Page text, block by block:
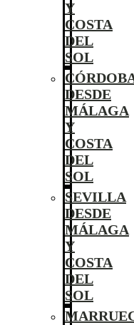
Y
COSTA
DEL
SOL
DESDE
MÁLAGA
Y
COSTA
DEL
SOL
SEVILLA
DESDE
MÁLAGA
Y
COSTA
DEL
SOL